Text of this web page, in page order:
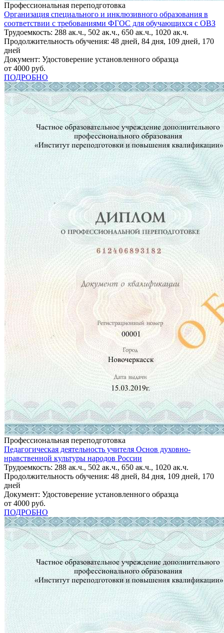
Профессиональная переподготовка
Организация специального и инклюзивного образования в
соответствии с требованиями ФГОС для обучающихся с ОВЗ
Трудоемкость: 288 ак.ч., 502 ак.ч., 650 ак.ч., 1020 ак.ч.
Продолжительность обучения: 48 дней, 84 дня, 109 дней, 170
дней
Документ: Удостоверение установленного образца
от 4000 руб.
ПОДРОБНО
Профессиональная переподготовка
Педагогическая деятельность учителя Основ духовно-
нравственной культуры народов России
Трудоемкость: 288 ак.ч., 502 ак.ч., 650 ак.ч., 1020 ак.ч.
Продолжительность обучения: 48 дней, 84 дня, 109 дней, 170
дней
Документ: Удостоверение установленного образца
от 4000 руб.
ПОДРОБНО